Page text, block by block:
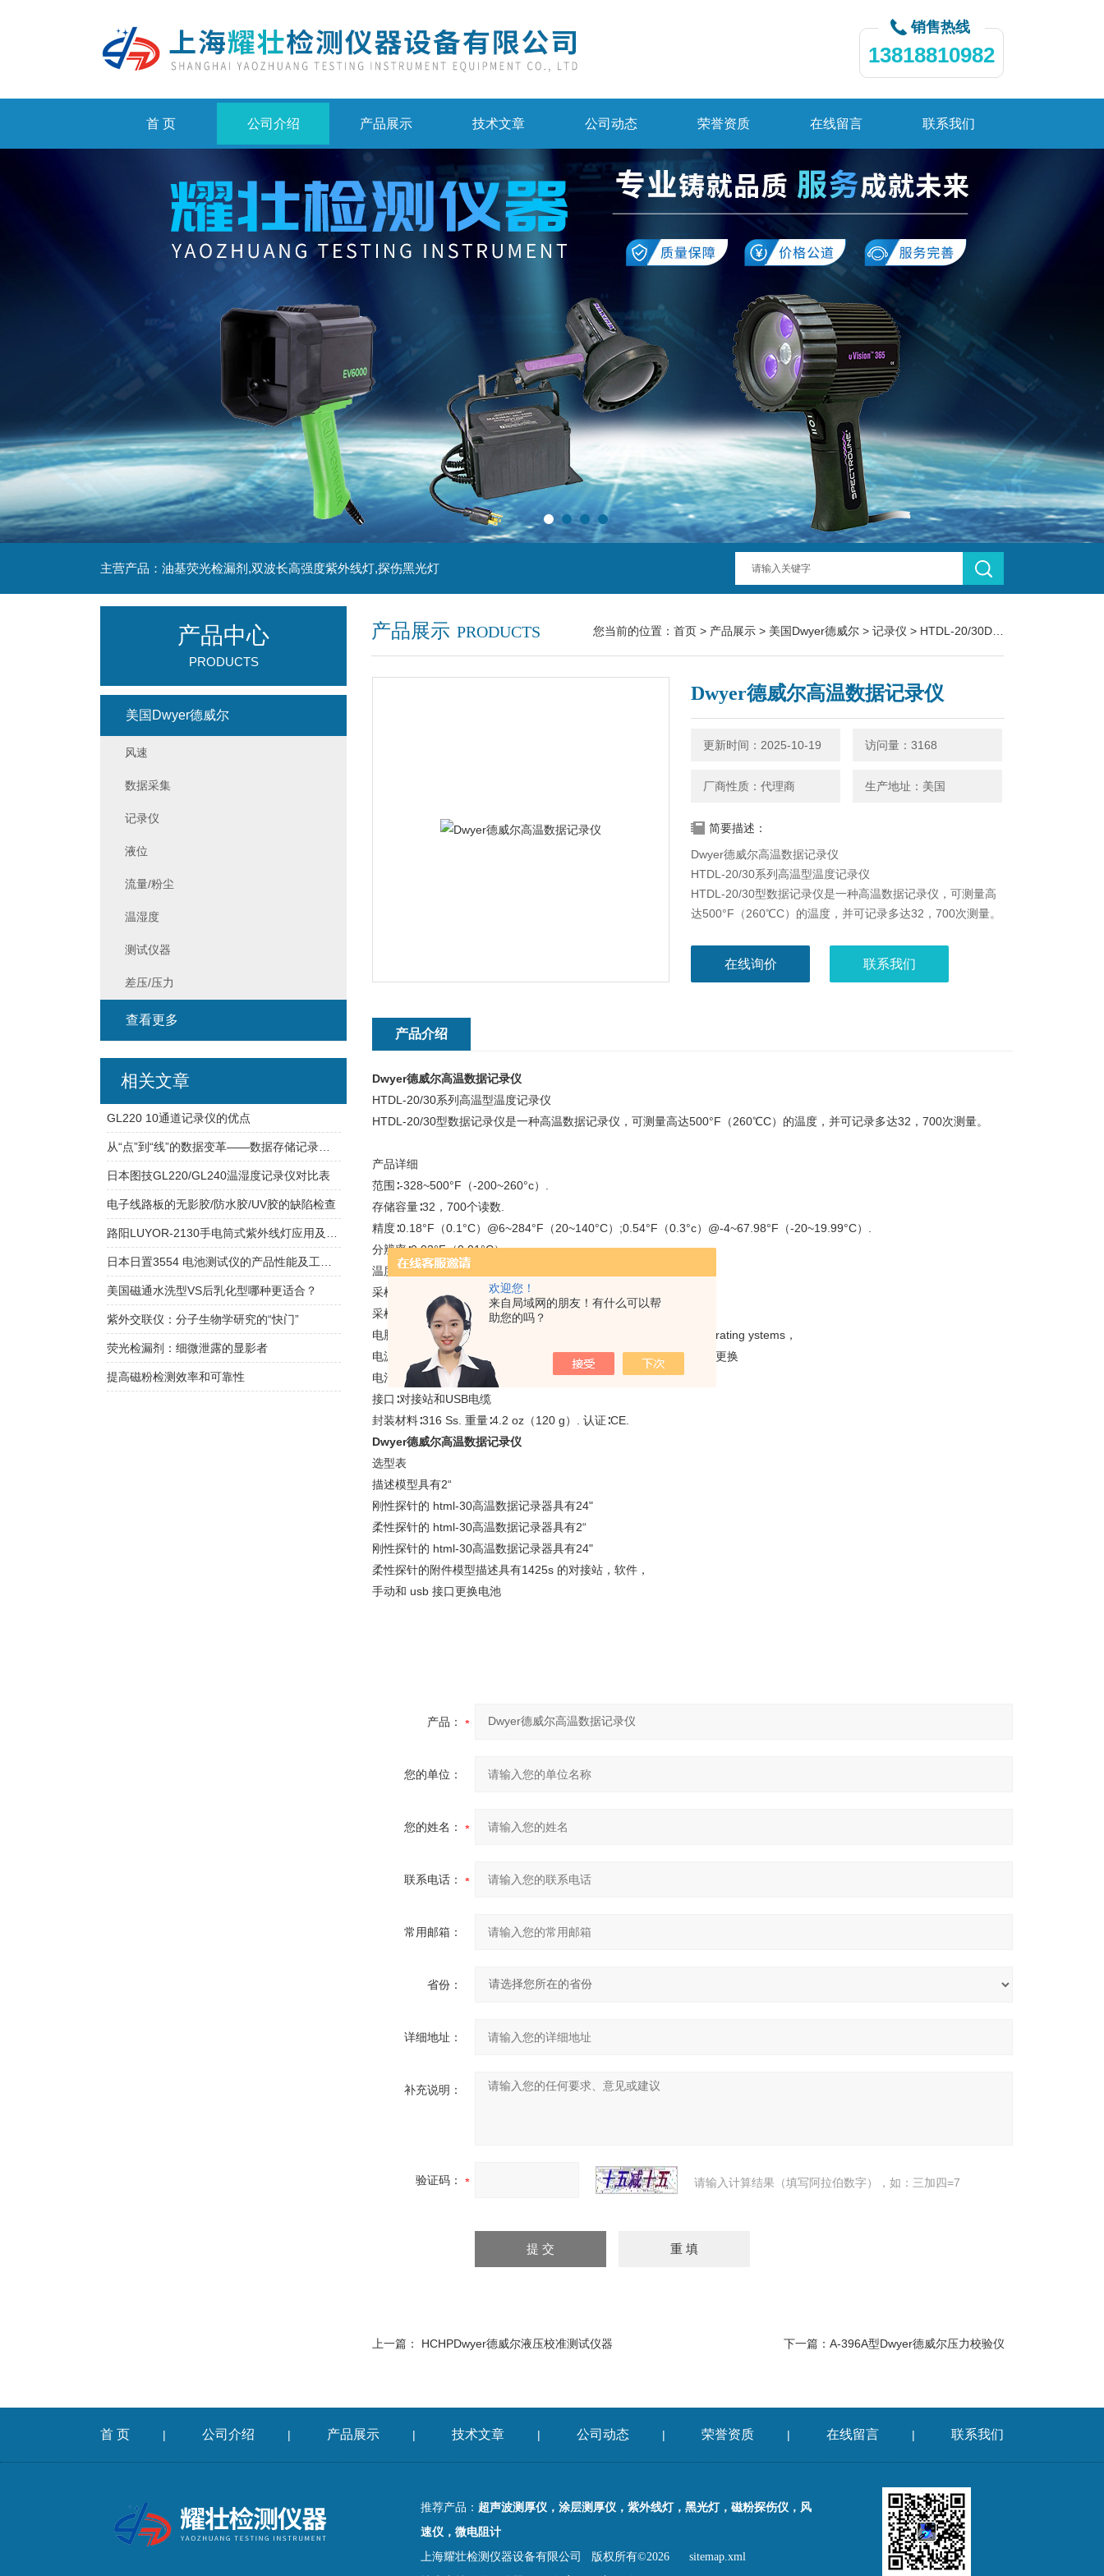
欢迎您！
来自局域网的朋友！有什么可以帮
助您的吗？
销售热线
13818810982
首 页 公司介绍 产品展示 技术文章 公司动态 荣誉资质 在线留言 联系我们
主营产品：油基荧光检漏剂,双波长高强度紫外线灯,探伤黑光灯
产品展示 PRODUCTS 您当前的位置： 首页 > 产品展示 > 美国Dwyer德威尔 > 记录仪 > HTDL-20/30Dwyer德威尔高温数据记录仪
Dwyer德威尔高温数据记录仪
更新时间：2025-10-19 访问量：3168
厂商性质：代理商 生产地址：美国
简要描述：
Dwyer德威尔高温数据记录仪
HTDL-20/30系列高温型温度记录仪
HTDL-20/30型数据记录仪是一种高温数据记录仪，可测量高
达500°F（260℃C）的温度，并可记录多达32，700次测量。
在线询价 联系我们
产品介绍
Dwyer德威尔高温数据记录仪
HTDL-20/30系列高温型温度记录仪
HTDL-20/30型数据记录仪是一种高温数据记录仪，可测量高达500°F（260℃C）的温度，并可记录多达32，700次测量。
产品详细
范围∶-328~500°F（-200~260°c）.
存储容量∶32，700个读数.
精度∶0.18°F（0.1°C）@6~284°F（20~140°C）;0.54°F（0.3°c）@-4~67.98°F（-20~19.99°C）.
分辨率∶0.02°F（0.01°C）.
温度限制∶-4~284°F（-20~140°C）.
采样方式∶存满停或连续采样.
采样速率∶可选从1s.-24 hrs.
电脑要求∶Windows吗 Kp Sp3，Windovs Vista题，Windowse 7 operating ystems，
电源∶3.6 V 1/2 AA ER14250SM锂金属电池，安装功能齐全，用户可更换
电池寿命∶1 year（接近）.
接口∶对接站和USB电缆
封装材料∶316 Ss. 重量∶4.2 oz（120 g）. 认证∶CE.
Dwyer德威尔高温数据记录仪
选型表
描述模型具有2“
刚性探针的 html-30高温数据记录器具有24"
柔性探针的 html-30高温数据记录器具有2“
刚性探针的 html-30高温数据记录器具有24"
柔性探针的附件模型描述具有1425s 的对接站，软件，
手动和 usb 接口更换电池
产品：
您的单位：
您的姓名：
联系电话：
常用邮箱：
省份：
详细地址：
补充说明：
验证码： 请输入计算结果（填写阿拉伯数字），如：三加四=7
上一篇： HCHPDwyer德威尔液压校准测试仪器 下一篇： A-396A型Dwyer德威尔压力校验仪
产品中心
PRODUCTS
美国Dwyer德威尔
风速
数据采集
记录仪
液位
流量/粉尘
温湿度
测试仪器
差压/压力
查看更多
相关文章
GL220 10通道记录仪的优点
从“点”到“线”的数据变革——数据存储记录仪在过程监控中的核心价值
日本图技GL220/GL240温湿度记录仪对比表
电子线路板的无影胶/防水胶/UV胶的缺陷检查
美国磁通水洗型VS后乳化型哪种更适合？
紫外交联仪：分子生物学研究的“快门”
荧光检漏剂：细微泄露的显影者
提高磁粉检测效率和可靠性
首 页 | 公司介绍 | 产品展示 | 技术文章 | 公司动态 | 荣誉资质 | 在线留言 | 联系我们
推荐产品： 超声波测厚仪，涂层测厚仪，紫外线灯，黑光灯，磁粉探伤仪，风
速仪，微电阻计
上海耀壮检测仪器设备有限公司 版权所有©2026 sitemap.xml